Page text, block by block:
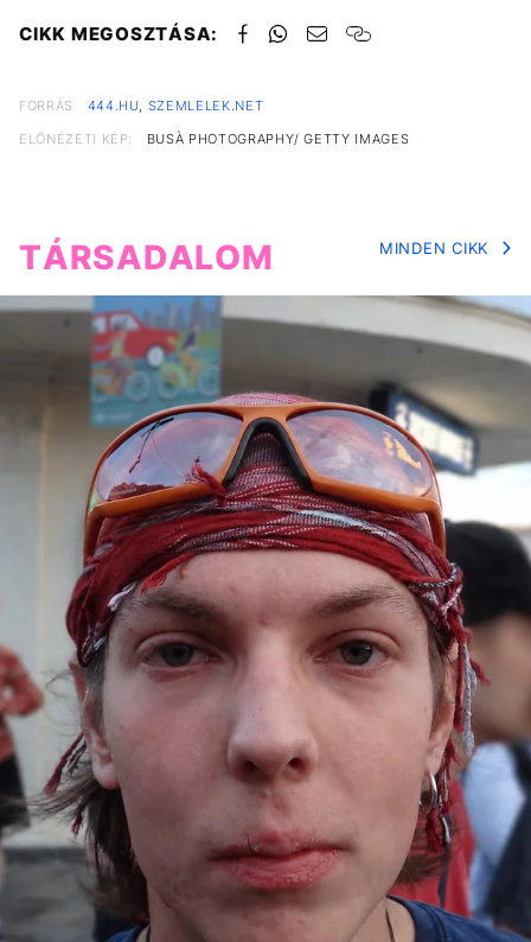
CIKK MEGOSZTÁSA:
FORRÁS 444.HU, SZEMLELEK.NET
ELŐNÉZETI KÉP:
BUSÀ PHOTOGRAPHY/ GETTY IMAGES
TÁRSADALOM MINDEN CIKK